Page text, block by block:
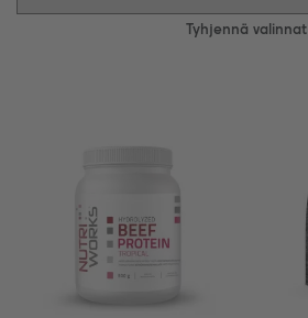
Tyhjennä valinnat